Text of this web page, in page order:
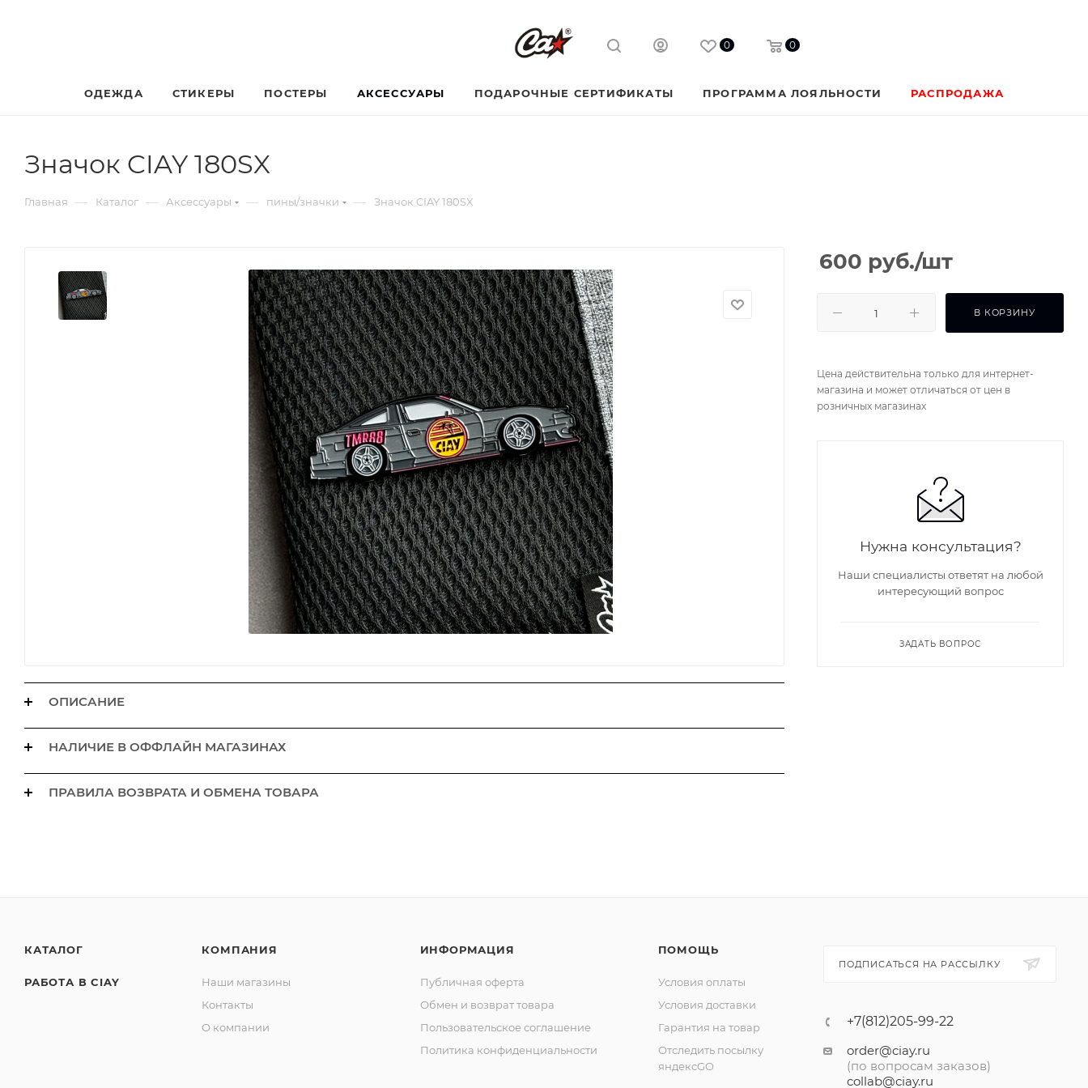
0 0
ПРОГРАММА ЛОЯЛЬНОСТИ РАСПРОДАЖА
ОДЕЖДА СТИКЕРЫ ПОСТЕРЫ АКСЕССУАРЫ ПОДАРОЧНЫЕ СЕРТИФИКАТЫ
Значок CIAY 180SX
Главная — Каталог — Аксессуары — пины/значки — Значок CIAY 180SX
ОПИСАНИЕ
НАЛИЧИЕ В ОФФЛАЙН МАГАЗИНАХ
ПРАВИЛА ВОЗВРАТА И ОБМЕНА ТОВАРА
600 руб./шт
В КОРЗИНУ
Цена действительна только для интернет-
магазина и может отличаться от цен в
розничных магазинах
Нужна консультация?
Наши специалисты ответят на любой
интересующий вопрос
ЗАДАТЬ ВОПРОС
КАТАЛОГ
РАБОТА В CIAY
КОМПАНИЯ
Наши магазины
Контакты
О компании
ИНФОРМАЦИЯ
Публичная оферта
Обмен и возврат товара
Пользовательское соглашение
Политика конфиденциальности
ПОМОЩЬ
Условия оплаты
Условия доставки
Гарантия на товар
Отследить посылку
яндексGO
ПОДПИСАТЬСЯ НА РАССЫЛКУ
+7(812)205-99-22
order@ciay.ru
(по вопросам заказов)
collab@ciay.ru